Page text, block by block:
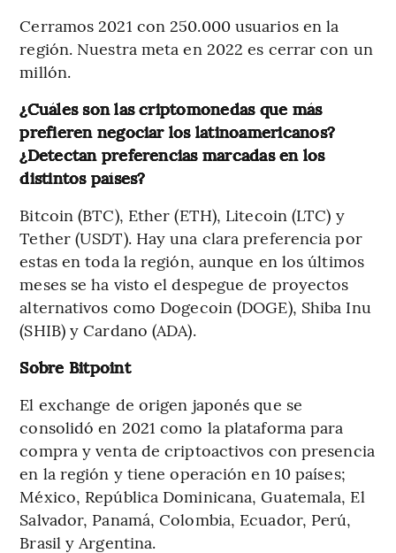
Cerramos 2021 con 250.000 usuarios en la
región. Nuestra meta en 2022 es cerrar con un
millón.
¿Cuáles son las criptomonedas que más
prefieren negociar los latinoamericanos?
¿Detectan preferencias marcadas en los
distintos países?
Bitcoin (BTC), Ether (ETH), Litecoin (LTC) y
Tether (USDT). Hay una clara preferencia por
estas en toda la región, aunque en los últimos
meses se ha visto el despegue de proyectos
alternativos como Dogecoin (DOGE), Shiba Inu
(SHIB) y Cardano (ADA).
Sobre Bitpoint
El exchange de origen japonés que se
consolidó en 2021 como la plataforma para
compra y venta de criptoactivos con presencia
en la región y tiene operación en 10 países;
México, República Dominicana, Guatemala, El
Salvador, Panamá, Colombia, Ecuador, Perú,
Brasil y Argentina.